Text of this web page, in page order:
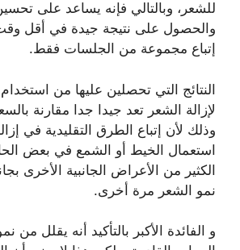
للشعر، وبالتالي فإنه يساعد على
والحصول على نتيجة جيدة في أقل
إتباع مجموعة من الجلسات فقط.
النتائج التي تحصلين عليها من استخدام
لإزالة الشعر تعد جيدا جدا مقارنة
وذلك لأن إتباع الطرق التقليدية في
استعمال الخيط أو الشمع في بعض
الكثير من الأعراض الجانبية الأخرى
نمو الشعر مرة أخرى.
و الفائدة الأكبر بالتأكيد أنه يقلل من